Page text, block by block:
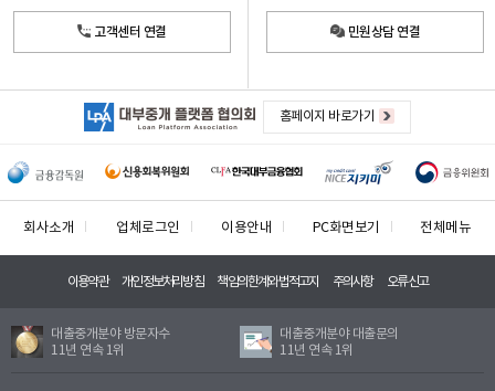
고객센터 연결 민원상담 연결
홈페이지 바로가기
회사소개 업체로그인 이용안내 PC화면보기 전체메뉴
이용약관 개인정보처리방침 책임의한계와법적고지 주의사항 오류신고
대출중개분야 방문자수
11년 연속 1위
대출중개분야 대출문의
11년 연속 1위